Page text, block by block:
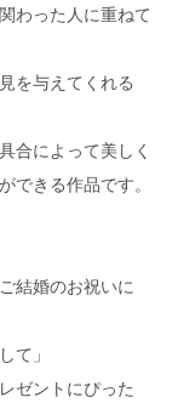
わった人に重ねて
を与えてくれる
合によって美しく
できる作品です。
結婚のお祝いに
て」
ゼントにぴった